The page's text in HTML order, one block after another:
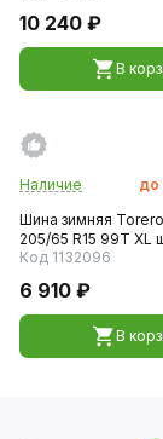
10 240 ₽
В
Наличие до
Шина зимняя
205/65 R15 99T XL
Код 1132096
6 910 ₽
В